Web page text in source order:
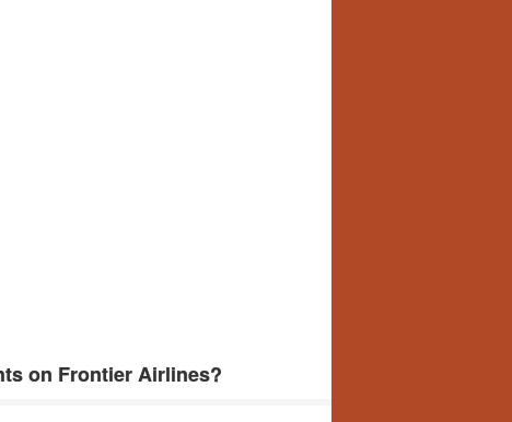
on Frontier Airlines?